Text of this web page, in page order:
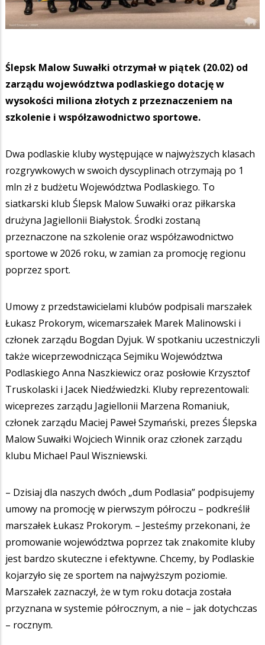
Ślepsk Malow Suwałki otrzymał w piątek (20.02) od
zarządu województwa podlaskiego dotację w
wysokości miliona złotych z przeznaczeniem na
szkolenie i współzawodnictwo sportowe.
Dwa podlaskie kluby występujące w najwyższych klasach
rozgrywkowych w swoich dyscyplinach otrzymają po 1
mln zł z budżetu Województwa Podlaskiego. To
siatkarski klub Ślepsk Malow Suwałki oraz piłkarska
drużyna Jagiellonii Białystok. Środki zostaną
przeznaczone na szkolenie oraz współzawodnictwo
sportowe w 2026 roku, w zamian za promocję regionu
poprzez sport.
Umowy z przedstawicielami klubów podpisali marszałek
Łukasz Prokorym, wicemarszałek Marek Malinowski i
członek zarządu Bogdan Dyjuk. W spotkaniu uczestniczyli
także wiceprzewodnicząca Sejmiku Województwa
Podlaskiego Anna Naszkiewicz oraz posłowie Krzysztof
Truskolaski i Jacek Niedźwiedzki. Kluby reprezentowali:
wiceprezes zarządu Jagiellonii Marzena Romaniuk,
członek zarządu Maciej Paweł Szymański, prezes Ślepska
Malow Suwałki Wojciech Winnik oraz członek zarządu
klubu Michael Paul Wiszniewski.
– Dzisiaj dla naszych dwóch „dum Podlasia” podpisujemy
umowy na promocję w pierwszym półroczu – podkreślił
marszałek Łukasz Prokorym. – Jesteśmy przekonani, że
promowanie województwa poprzez tak znakomite kluby
jest bardzo skuteczne i efektywne. Chcemy, by Podlaskie
kojarzyło się ze sportem na najwyższym poziomie.
Marszałek zaznaczył, że w tym roku dotacja została
przyznana w systemie półrocznym, a nie – jak dotychczas
– rocznym.